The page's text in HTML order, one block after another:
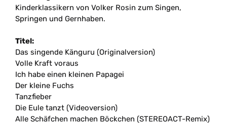
Kinderklassikern von Volker Rosin zum Singen,
Springen und Gernhaben.
Titel:
Das singende Känguru (Originalversion)
Volle Kraft voraus
Ich habe einen kleinen Papagei
Der kleine Fuchs
Tanzfieber
Die Eule tanzt (Videoversion)
Alle Schäfchen machen Böckchen (STEREOACT-Remix)